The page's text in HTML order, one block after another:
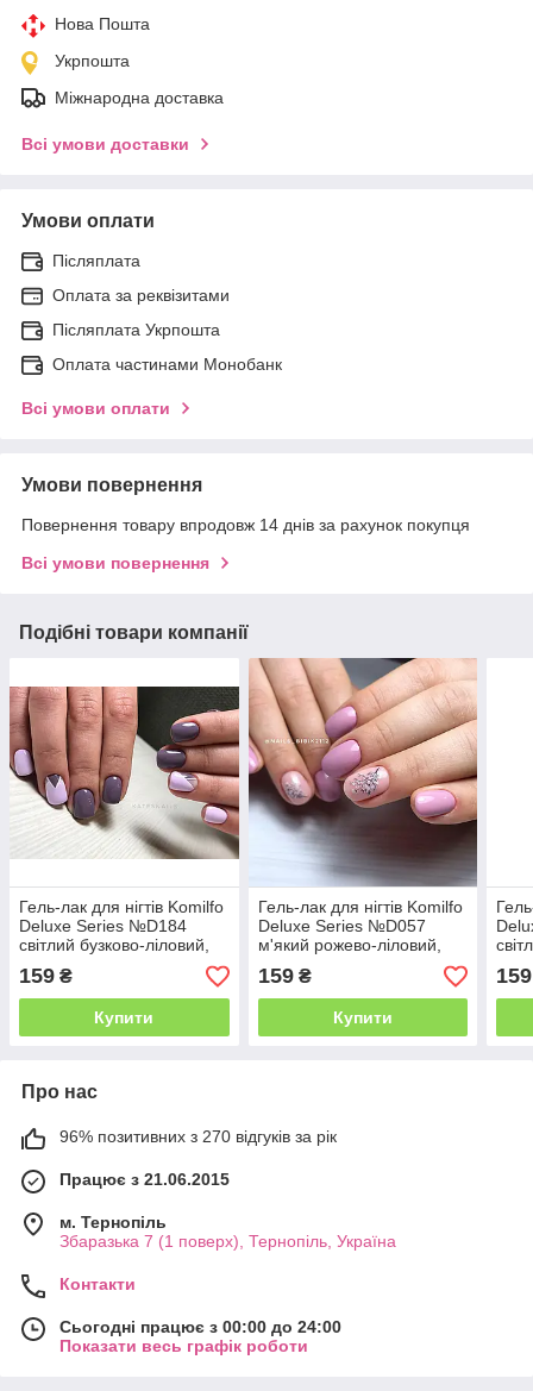
Нова Пошта
Укрпошта
Міжнародна доставка
Всі умови доставки
Умови оплати
Післяплата
Оплата за реквізитами
Післяплата Укрпошта
Оплата частинами Монобанк
Всі умови оплати
Умови повернення
Повернення товару впродовж 14 днів за рахунок покупця
Всі умови повернення
Подібні товари компанії
Гель-лак для нігтів Komilfo
Deluxe Series №D184
світлий бузково-ліловий,
емаль, 8 мл
159 ₴
Купити
Гель-лак для нігтів Komilfo
Deluxe Series №D057
м'який рожево-ліловий,
емаль, 8 мл
159₴
Купити
159
Про нас
96% позитивних з 270 відгуків за рік
Працює з 21.06.2015
м. Тернопіль
Збаразька 7 (1 поверх), Тернопіль, Україна
Контакти
Сьогодні працює з 00:00 до 24:00
Показати весь графік роботи